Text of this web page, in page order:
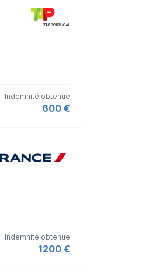
Indemnité obtenue
600 €
Indemnité obtenue
1200 €